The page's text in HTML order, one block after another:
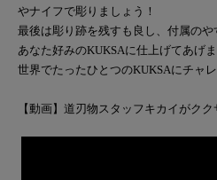
やナイフで彫りましょう！
最後は彫り跡を残すも良し、付属のや
あなた好みのKUKSAに仕上げてあげま
世界でたったひとつのKUKSAにチャレ
【動画】道刃物スタッフキカイがクク